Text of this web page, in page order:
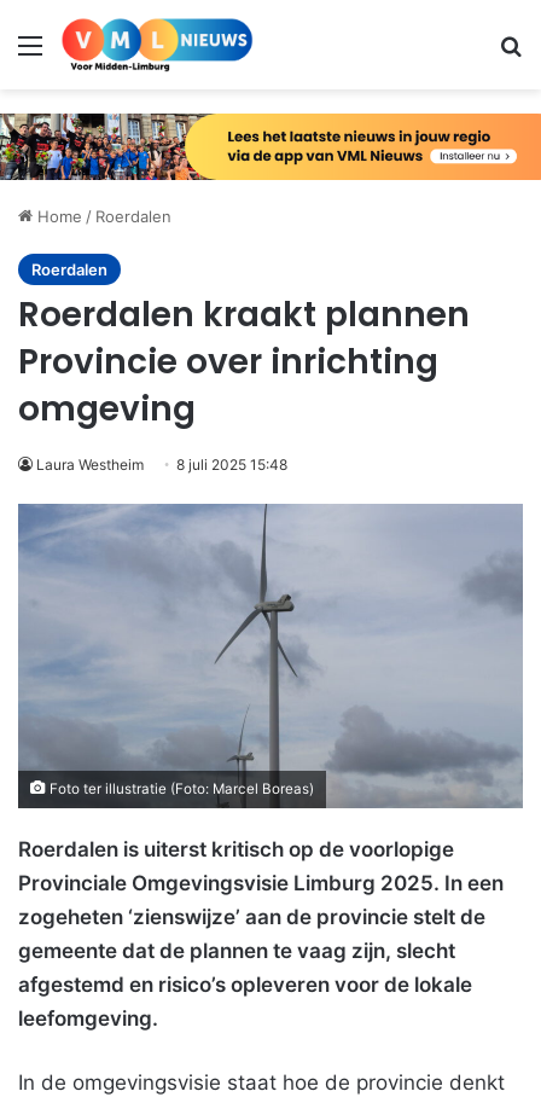
Menu
Home / Roerdalen
Roerdalen
Roerdalen kraakt plannen
Provincie over inrichting
omgeving
Laura Westheim 8 juli 2025 15:48
Foto ter illustratie (Foto: Marcel Boreas)
Roerdalen is uiterst kritisch op de voorlopige
Provinciale Omgevingsvisie Limburg 2025. In een
zogeheten ‘zienswijze’ aan de provincie stelt de
gemeente dat de plannen te vaag zijn, slecht
afgestemd en risico’s opleveren voor de lokale
leefomgeving.
In de omgevingsvisie staat hoe de provincie denkt